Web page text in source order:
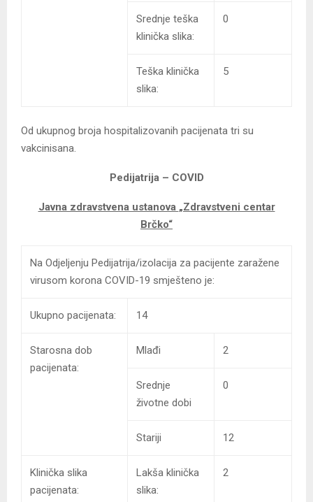
Srednje teška
klinička slika:
0
Teška klinička
slika:
5
Od ukupnog broja hospitalizovanih pacijenata tri su
vakcinisana.
Pedijatrija – COVID
Javna zdravstvena ustanova „Zdravstveni centar
Brčko“
Na Odjeljenju Pedijatrija/izolacija za pacijente zaražene
virusom korona COVID-19 smješteno je:
Ukupno pacijenata: 14
Starosna dob
pacijenata:
Mlađi 2
Srednje
životne dobi
0
Stariji 12
Klinička slika
pacijenata:
Lakša klinička
slika:
2